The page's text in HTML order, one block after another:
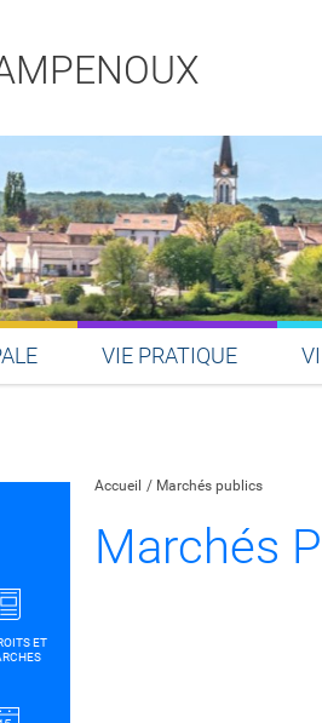
VIE PRATIQUE
Accueil Marchés publics
Marchés
ET